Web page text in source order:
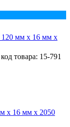
мм х 16 мм х
код товара: 15-791
х 16 мм х 2050